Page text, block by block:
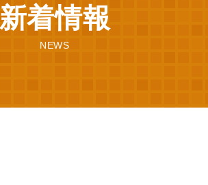
新着情報
NEWS